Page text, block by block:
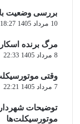
بررسی وضعیت
10 مرداد 1405 18:27
مرگ برنده
8 مرداد 1405 22:33
وقتی
7 مرداد 1405 22:21
توضیحات
موتورسیکلت‌ها